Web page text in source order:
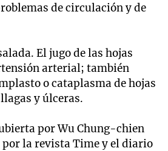
de circulación y de
El jugo de las hojas
arterial; también
o cataplasma de hojas
y úlceras.
por Wu Chung-chien
por la revista Time y el diario